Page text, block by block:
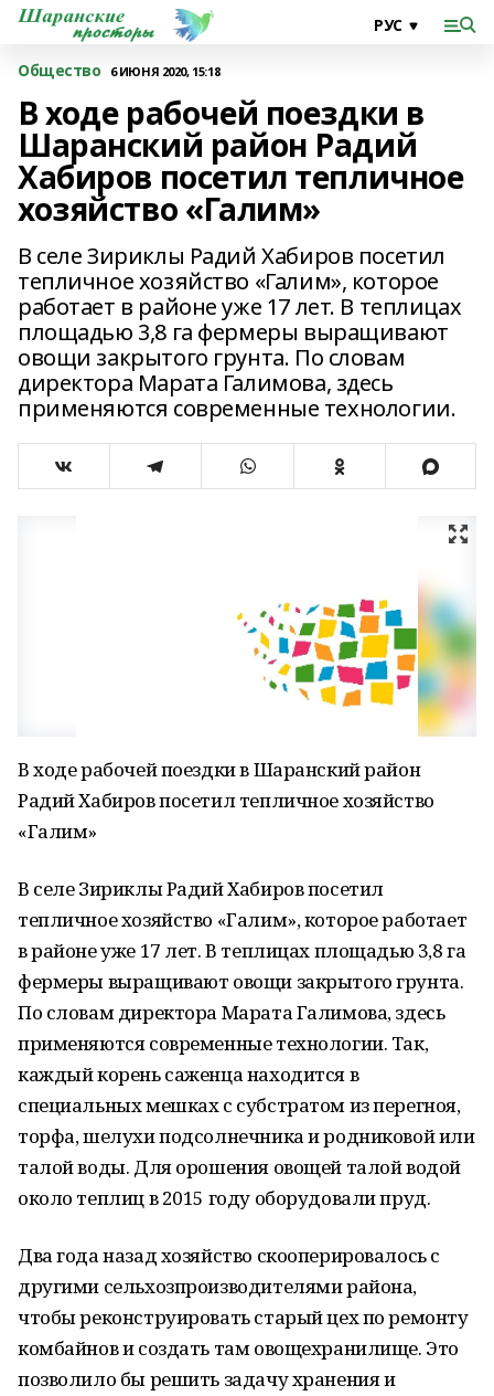
Общество 6 ИЮНЯ 2020, 15:18
В ходе рабочей поездки в
Шаранский район Радий
Хабиров посетил тепличное
хозяйство «Галим»
В селе Зириклы Радий Хабиров посетил
тепличное хозяйство «Галим», которое
работает в районе уже 17 лет. В теплицах
площадью 3,8 га фермеры выращивают
овощи закрытого грунта. По словам
директора Марата Галимова, здесь
применяются современные технологии.
В ходе рабочей поездки в Шаранский район
Радий Хабиров посетил тепличное хозяйство
«Галим»
В селе Зириклы Радий Хабиров посетил
тепличное хозяйство «Галим», которое работает
в районе уже 17 лет. В теплицах площадью 3,8 га
фермеры выращивают овощи закрытого грунта.
По словам директора Марата Галимова, здесь
применяются современные технологии. Так,
каждый корень саженца находится в
специальных мешках с субстратом из перегноя,
торфа, шелухи подсолнечника и родниковой или
талой воды. Для орошения овощей талой водой
около теплиц в 2015 году оборудовали пруд.
Два года назад хозяйство скооперировалось с
другими сельхозпроизводителями района,
чтобы реконструировать старый цех по ремонту
комбайнов и создать там овощехранилище. Это
позволило бы решить задачу хранения и